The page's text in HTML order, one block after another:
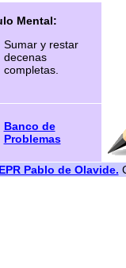
Mental:
Sumar y restar
decenas
completas.
Banco de
Problemas
Pablo de Olavide.